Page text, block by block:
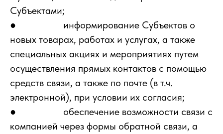
Субъектами;
● информирование Субъектов о
новых товарах, работах и услугах, а также
специальных акциях и мероприятиях путем
осуществления прямых контактов с помощью
средств связи, а также по почте (в т.ч.
электронной), при условии их согласия;
● обеспечение возможности связи с
компанией через формы обратной связи, а